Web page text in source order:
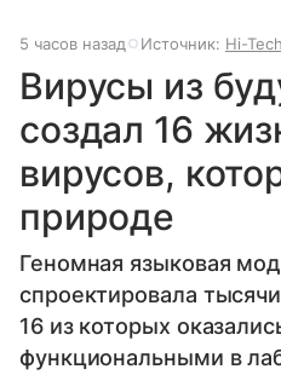
5 часов назад Источник: Hi-
Вирусы из
создал 16
вирусов,
природе
Геномная языковая
спроектировала
16 из которых
функциональными в